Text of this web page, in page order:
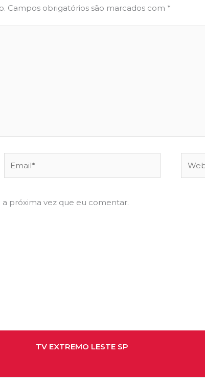
Campos obrigatórios são marcados com *
próxima vez que eu comentar.
TV EXTREMO LESTE SP